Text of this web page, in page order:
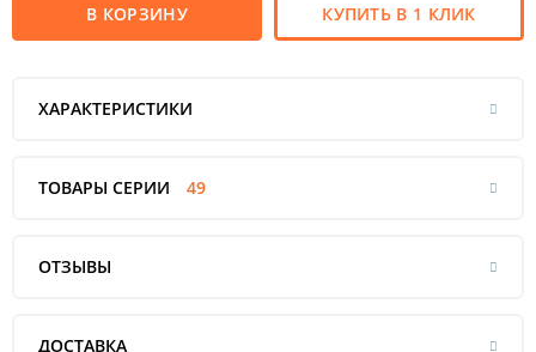
В КОРЗИНУ КУПИТЬ В 1 КЛИК
ХАРАКТЕРИСТИКИ
ТОВАРЫ СЕРИИ 49
ОТЗЫВЫ
ДОСТАВКА